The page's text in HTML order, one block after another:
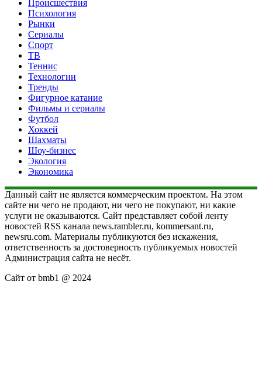
Происшествия
Психология
Рынки
Сериалы
Спорт
ТВ
Теннис
Технологии
Тренды
Фигурное катание
Фильмы и сериалы
Футбол
Хоккей
Шахматы
Шоу-бизнес
Экология
Экономика
Данный сайт не является коммерческим проектом. На этом
сайте ни чего не продают, ни чего не покупают, ни какие
услуги не оказываются. Сайт представляет собой ленту
новостей RSS канала news.rambler.ru, kommersant.ru,
newsru.com. Материалы публикуются без искажения,
ответственность за достоверность публикуемых новостей
Администрация сайта не несёт.
Сайт от bmb1 @ 2024